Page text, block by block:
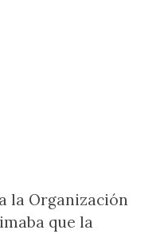
la Organización
que la